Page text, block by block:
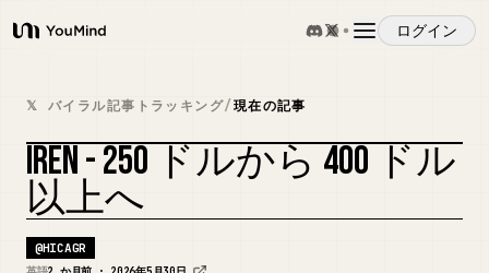
YouMind
ログイン
概要
ユースケース
スキル
𝕏 バイラル記事トラッキング/現在の記事
IREN - 250 ドルから 400 ドル
以上へ
@HICAGR